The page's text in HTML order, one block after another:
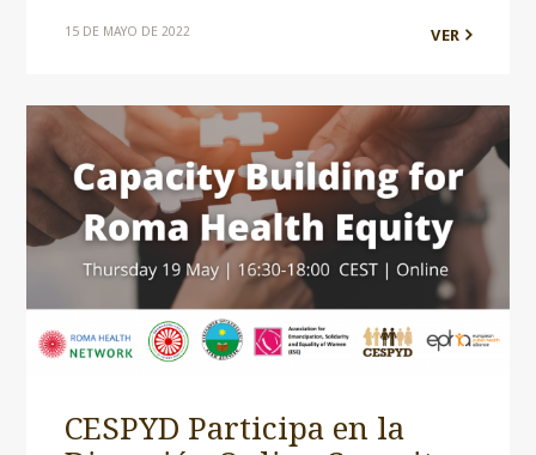
15 DE MAYO DE 2022 VER
CESPYD Participa en la